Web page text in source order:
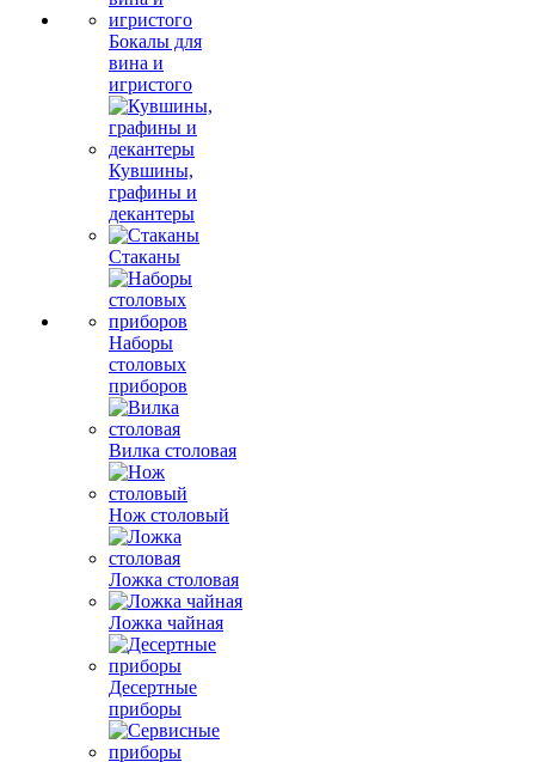
Бокалы для
вина и
игристого
Кувшины,
графины и
декантеры
Стаканы
Наборы
столовых
приборов
Вилка столовая
Нож столовый
Ложка столовая
Ложка чайная
Десертные
приборы